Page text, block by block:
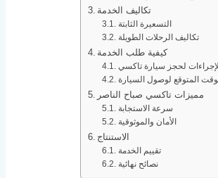
تكاليف الخدمة
التسعيرة الثابتة
تكاليف الرحلات الطويلة
كيفية طلب الخدمة
الإجراءات لحجز سيارة تاكسي
المتوقع لوصول السيارة
مميزات تاكسي صباح الناصر
سرعة الاستجابة
الأمان والموثوقية
الاستنتاج
تقييم الخدمة
نصائح نهائية